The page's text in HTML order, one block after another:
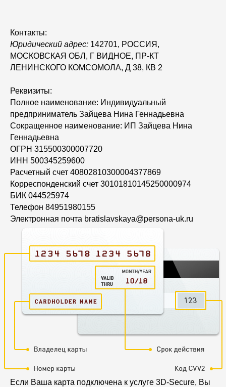
Контакты:
Юридический адрес: 142701, РОССИЯ,
МОСКОВСКАЯ ОБЛ, Г ВИДНОЕ, ПР-КТ
ЛЕНИНСКОГО КОМСОМОЛА, Д 38, КВ 2
Реквизиты:
Полное наименование: Индивидуальный
предприниматель Зайцева Нина Геннадьевна
Сокращенное наименование: ИП Зайцева Нина
Геннадьевна
ОГРН 315500300007720
ИНН 500345259600
Расчетный счет 40802810300004377869
Корреспонденский счет 30101810145250000974
БИК 044525974
Телефон 84951980155
Электронная почта bratislavskaya@persona-uk.ru
Если Ваша карта подключена к услуге 3D-Secure, Вы